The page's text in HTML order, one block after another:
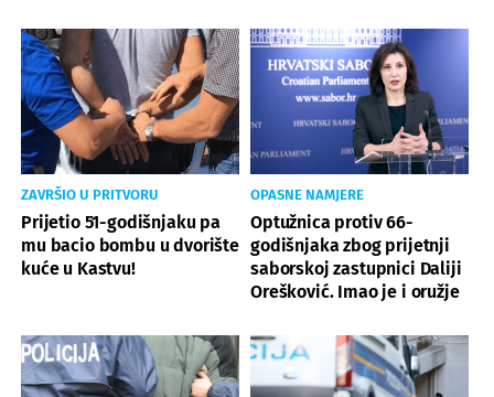
ZAVRŠIO U PRITVORU
Prijetio 51-godišnjaku pa
mu bacio bombu u dvorište
kuće u Kastvu!
OPASNE NAMJERE
Optužnica protiv 66-
godišnjaka zbog prijetnji
saborskoj zastupnici Daliji
Orešković. Imao je i oružje